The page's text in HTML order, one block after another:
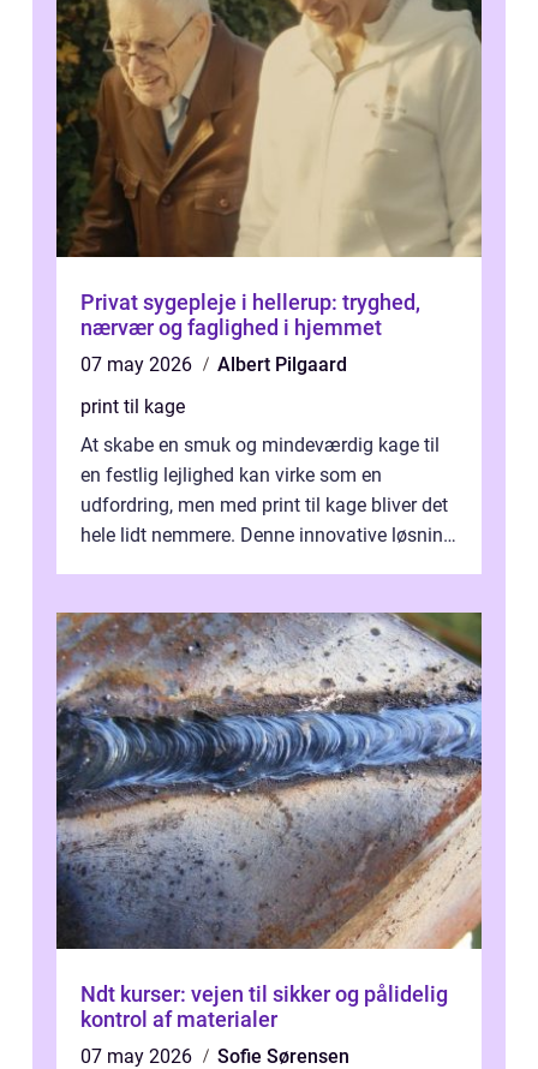
Privat sygepleje i hellerup: tryghed,
nærvær og faglighed i hjemmet
07 may 2026
Albert Pilgaard
print til kage
At skabe en smuk og mindeværdig kage til
en festlig lejlighed kan virke som en
udfordring, men med print til kage bliver det
hele lidt nemmere. Denne innovative løsning
Ndt kurser: vejen til sikker og pålidelig
kontrol af materialer
07 may 2026
Sofie Sørensen